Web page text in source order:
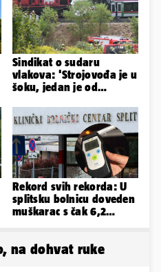
Sindikat o sudaru
vlakova: 'Strojovođa je u
šoku, jedan je od
najobučenijih...'
Rekord svih rekorda: U
splitsku bolnicu doveden
muškarac s čak 6,2
na dohvat ruke